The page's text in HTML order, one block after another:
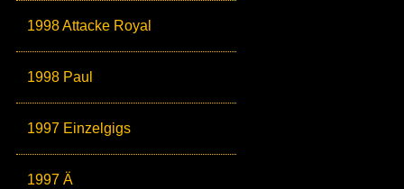
1998 Attacke Royal
1998 Paul
1997 Einzelgigs
1997 Ä